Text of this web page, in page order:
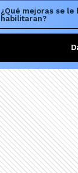
¿Qué mejoras se
habilitaran?